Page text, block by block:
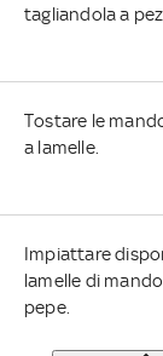
tagliandola a
Tostare le
a lamelle.
Impiattare
lamelle di
pepe.